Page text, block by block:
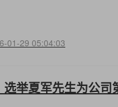
01-29 05:04:03
举夏军先生为公司